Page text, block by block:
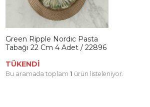
Green Ripple Nordıc Pasta
Tabağı 22 Cm 4 Adet / 22896
TÜKENDİ
Bu aramada toplam 1 ürün listeleniyor.